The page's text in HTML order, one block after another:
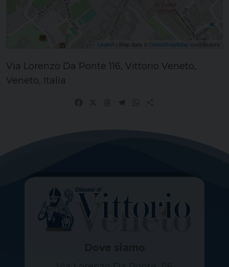
Leaflet | Map data © OpenStreetMap contributors
Via Lorenzo Da Ponte 116, Vittorio Veneto,
Veneto, Italia